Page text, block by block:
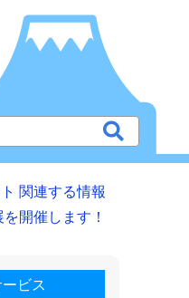
関連する情報
開催します！
ビス